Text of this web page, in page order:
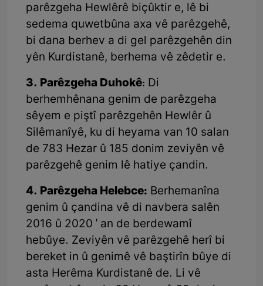
parêzgeha Hewlêrê biçûktir e, lê bi
sedema quwetbûna axa vê parêzgehê,
bi dana berhev a di gel parêzgehên din
yên Kurdistanê, berhema vê zêdetir e.
3. Parêzgeha Duhokê: Di
berhemhênana genim de parêzgeha
sêyem e piştî parêzgehên Hewlêr û
Silêmanîyê, ku di heyama van 10 salan
de 783 Hezar û 185 donim zeviyên vê
parêzgehê genim lê hatiye çandin.
4. Parêzgeha Helebce: Berhemanîna
genim û çandina vê di navbera salên
2016 û 2020 ' an de berdewamî
hebûye. Zeviyên vê parêzgehê herî bi
bereket in û genimê vê baştirîn bûye di
asta Herêma Kurdistanê de. Li vê